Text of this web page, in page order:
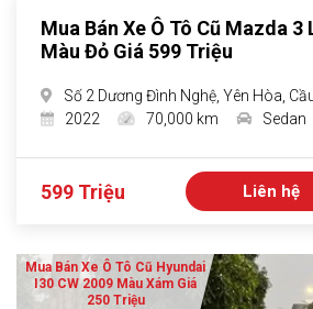
Mua Bán Xe Ô Tô Cũ Mazda 3
Màu Đỏ Giá 599 Triệu
Số 2 Dương Đình Nghệ, Yên Hòa,
2022
70,000 km Sedan
599 Triệu Liên hệ
Mua Bán Xe Ô Tô Cũ Hyundai
I30 CW 2009 Màu Xám Giá
250 Triệu